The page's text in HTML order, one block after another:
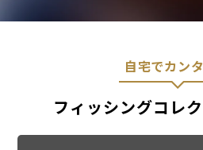
自宅でカン
フィッシングコレ